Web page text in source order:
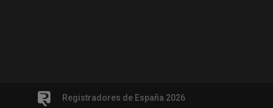
Registradores de España 2026